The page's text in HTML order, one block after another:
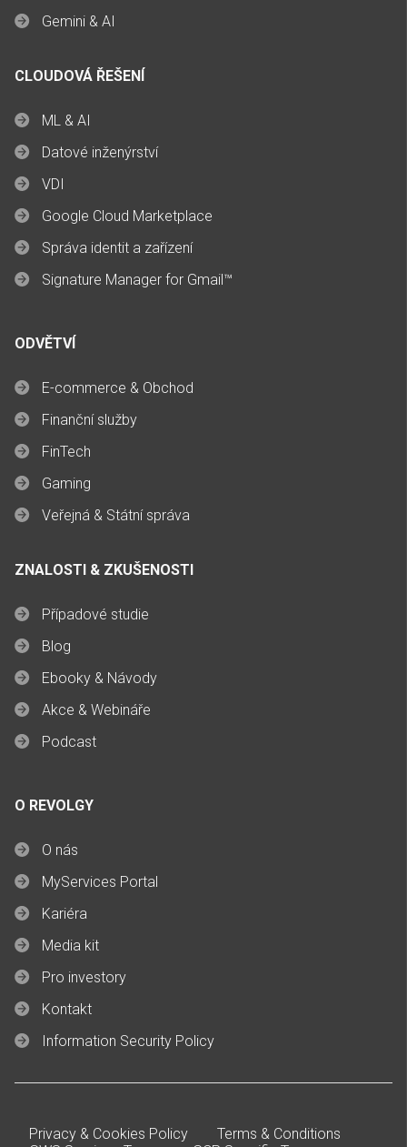
Gemini & AI
CLOUDOVÁ ŘEŠENÍ
ML & AI
Datové inženýrství
VDI
Google Cloud Marketplace
Správa identit a zařízení
Signature Manager for Gmail™
ODVĚTVÍ
E-commerce & Obchod
Finanční služby
FinTech
Gaming
Veřejná & Státní správa
ZNALOSTI & ZKUŠENOSTI
Případové studie
Blog
Ebooky & Návody
Akce & Webináře
Podcast
O REVOLGY
O nás
MyServices Portal
Kariéra
Media kit
Pro investory
Kontakt
Information Security Policy
Privacy & Cookies Policy
Terms & Conditions